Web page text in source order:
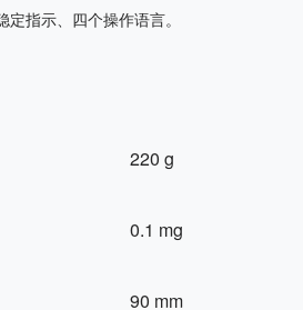
指示、四个操作语言。
220 g
0.1 mg
90 mm